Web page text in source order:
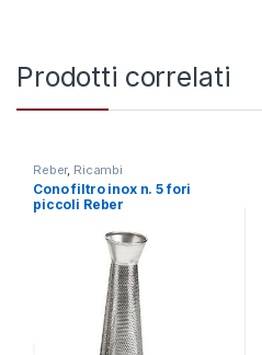
Prodotti correlati
Reber, Ricambi
Cono filtro inox n. 5 fori
piccoli Reber